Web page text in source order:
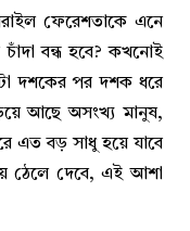
ফেরেশতাকে এনে
বন্ধ হবে? কখনোই
দশকের পর দশক ধরে
আছে অসংখ্য মানুষ,
এত বড় সাধু হয়ে যাবে
ঠেলে দেবে, এই আশা